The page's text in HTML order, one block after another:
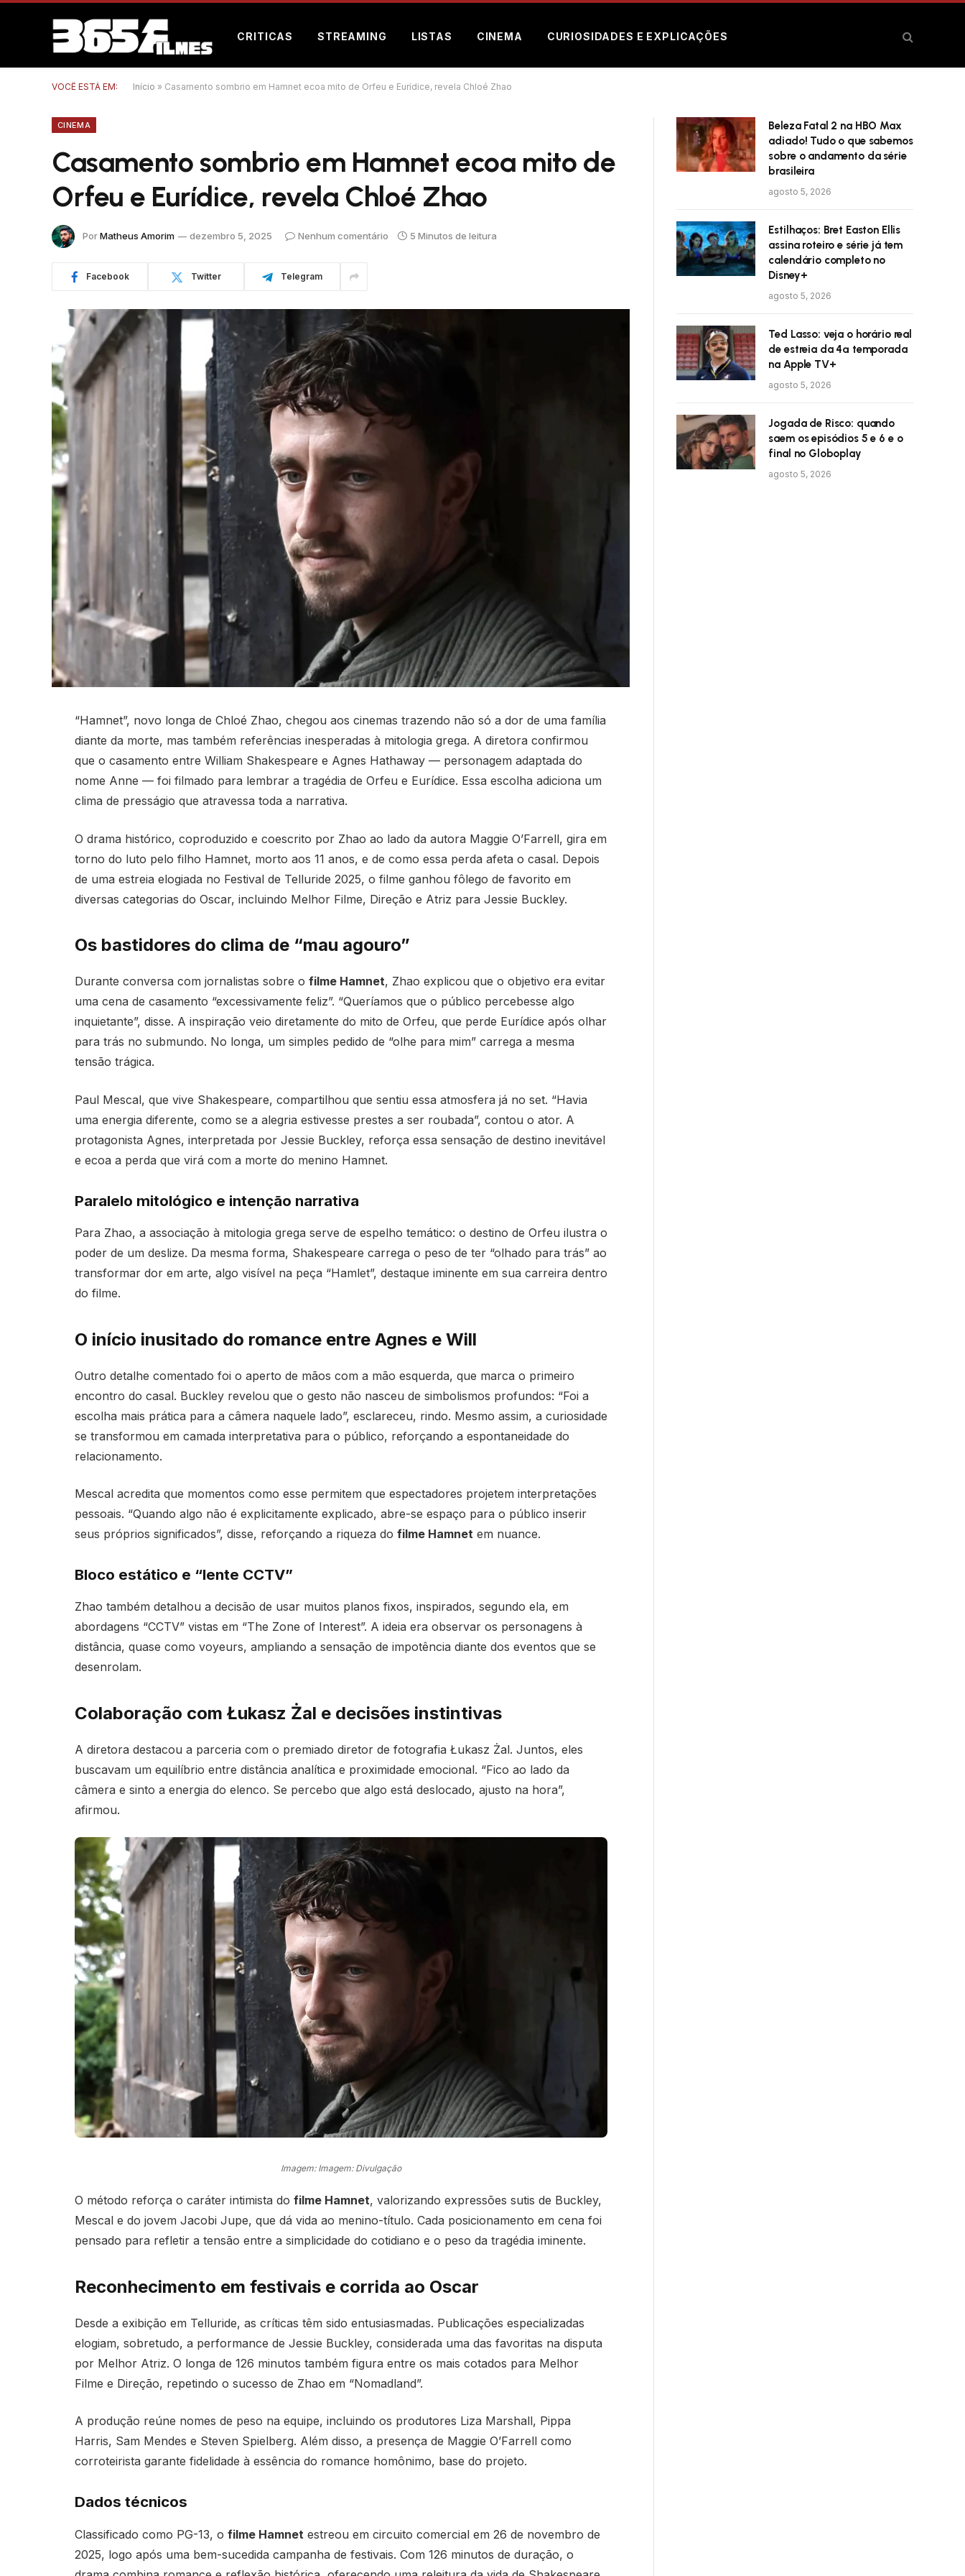
CRITICAS STREAMING LISTAS CINEMA CURIOSIDADES E EXPLICAÇÕES
VOCÊ ESTÁ EM: Início » Casamento sombrio em Hamnet ecoa mito de Orfeu e Eurídice, revela Chloé Zhao
CINEMA
Casamento sombrio em Hamnet ecoa mito de
Orfeu e Eurídice, revela Chloé Zhao
PorMatheus Amorim dezembro 5, 2025 Nenhum comentário 5 Minutos de leitura
Facebook Twitter Telegram
“Hamnet”, novo longa de Chloé Zhao, chegou aos cinemas trazendo não só a dor de uma família
diante da morte, mas também referências inesperadas à mitologia grega. A diretora confirmou
que o casamento entre William Shakespeare e Agnes Hathaway — personagem adaptada do
nome Anne — foi filmado para lembrar a tragédia de Orfeu e Eurídice. Essa escolha adiciona um
clima de presságio que atravessa toda a narrativa.
O drama histórico, coproduzido e coescrito por Zhao ao lado da autora Maggie O’Farrell, gira em
torno do luto pelo filho Hamnet, morto aos 11 anos, e de como essa perda afeta o casal. Depois
de uma estreia elogiada no Festival de Telluride 2025, o filme ganhou fôlego de favorito em
diversas categorias do Oscar, incluindo Melhor Filme, Direção e Atriz para Jessie Buckley.
Os bastidores do clima de “mau agouro”
Durante conversa com jornalistas sobre o filme Hamnet, Zhao explicou que o objetivo era evitar
uma cena de casamento “excessivamente feliz”. “Queríamos que o público percebesse algo
inquietante”, disse. A inspiração veio diretamente do mito de Orfeu, que perde Eurídice após olhar
para trás no submundo. No longa, um simples pedido de “olhe para mim” carrega a mesma
tensão trágica.
Paul Mescal, que vive Shakespeare, compartilhou que sentiu essa atmosfera já no set. “Havia
uma energia diferente, como se a alegria estivesse prestes a ser roubada”, contou o ator. A
protagonista Agnes, interpretada por Jessie Buckley, reforça essa sensação de destino inevitável
e ecoa a perda que virá com a morte do menino Hamnet.
Paralelo mitológico e intenção narrativa
Para Zhao, a associação à mitologia grega serve de espelho temático: o destino de Orfeu ilustra o
poder de um deslize. Da mesma forma, Shakespeare carrega o peso de ter “olhado para trás” ao
transformar dor em arte, algo visível na peça “Hamlet”, destaque iminente em sua carreira dentro
do filme.
O início inusitado do romance entre Agnes e Will
Outro detalhe comentado foi o aperto de mãos com a mão esquerda, que marca o primeiro
encontro do casal. Buckley revelou que o gesto não nasceu de simbolismos profundos: “Foi a
escolha mais prática para a câmera naquele lado”, esclareceu, rindo. Mesmo assim, a curiosidade
se transformou em camada interpretativa para o público, reforçando a espontaneidade do
relacionamento.
Mescal acredita que momentos como esse permitem que espectadores projetem interpretações
pessoais. “Quando algo não é explicitamente explicado, abre-se espaço para o público inserir
seus próprios significados”, disse, reforçando a riqueza do filme Hamnetem nuance.
Bloco estático e “lente CCTV”
Zhao também detalhou a decisão de usar muitos planos fixos, inspirados, segundo ela, em
abordagens “CCTV” vistas em “The Zone of Interest”. A ideia era observar os personagens à
distância, quase como voyeurs, ampliando a sensação de impotência diante dos eventos que se
desenrolam.
Colaboração com Łukasz Żal e decisões instintivas
A diretora destacou a parceria com o premiado diretor de fotografia Łukasz Żal. Juntos, eles
buscavam um equilíbrio entre distância analítica e proximidade emocional. “Fico ao lado da
câmera e sinto a energia do elenco. Se percebo que algo está deslocado, ajusto na hora”,
afirmou.
Imagem: Imagem: Divulgação
O método reforça o caráter intimista do filme Hamnet, valorizando expressões sutis de Buckley,
Mescal e do jovem Jacobi Jupe, que dá vida ao menino-título. Cada posicionamento em cena foi
pensado para refletir a tensão entre a simplicidade do cotidiano e o peso da tragédia iminente.
Reconhecimento em festivais e corrida ao Oscar
Desde a exibição em Telluride, as críticas têm sido entusiasmadas. Publicações especializadas
elogiam, sobretudo, a performance de Jessie Buckley, considerada uma das favoritas na disputa
por Melhor Atriz. O longa de 126 minutos também figura entre os mais cotados para Melhor
Filme e Direção, repetindo o sucesso de Zhao em “Nomadland”.
A produção reúne nomes de peso na equipe, incluindo os produtores Liza Marshall, Pippa
Harris, Sam Mendes e Steven Spielberg. Além disso, a presença de Maggie O’Farrell como
corroteirista garante fidelidade à essência do romance homônimo, base do projeto.
Dados técnicos
Classificado como PG-13, o filme Hamnet estreou em circuito comercial em 26 de novembro de
2025, logo após uma bem-sucedida campanha de festivais. Com 126 minutos de duração, o
Beleza Fatal 2 na HBO Max
adiado! Tudo o que sabemos
sobre o andamento da série
brasileira
agosto 5, 2026
Estilhaços: Bret Easton Ellis
assina roteiro e série já tem
calendário completo no
Disney+
agosto 5, 2026
Ted Lasso: veja o horário real
de estreia da 4ª temporada
na Apple TV+
agosto 5, 2026
Jogada de Risco: quando
saem os episódios 5 e 6 e o
final no Globoplay
agosto 5, 2026